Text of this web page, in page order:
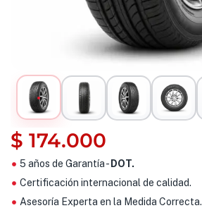
$ 174.000
5 años de Garantía - DOT.
Certificación internacional de calidad.
Asesoría Experta en la Medida Correcta.